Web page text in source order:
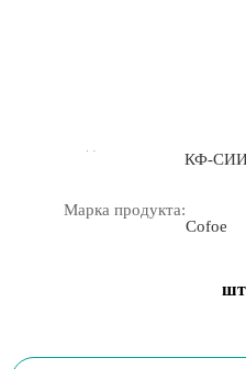
КФ-
Марка продукта:
Cofoe